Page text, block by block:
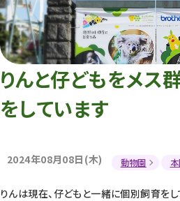
りんと仔どもをメス
をしています
2024年08月08日(木) 動物園
りんは現在、仔どもと一緒に個別飼育を